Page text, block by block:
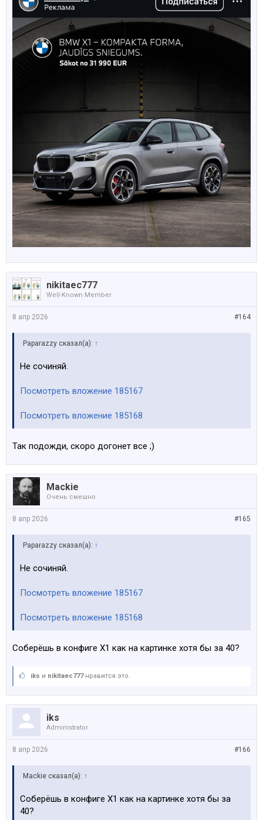
nikitaec777
Well-Known Member
#164
8 апр 2026
Paparazzy сказал(а): ↑
Не сочиняй.
Посмотреть вложение 185167
Посмотреть вложение 185168
Так подожди, скоро догонет все ;)
Mackie
Очень смешно
#165
8 апр 2026
Paparazzy сказал(а): ↑
Не сочиняй.
Посмотреть вложение 185167
Посмотреть вложение 185168
Соберёшь в конфиге Х1 как на картинке хотя бы за 40?
iks и nikitaec777нравится это.
iks
Administrator
#166
8 апр 2026
Mackie сказал(а): ↑
Соберёшь в конфиге Х1 как на картинке хотя бы за
40?